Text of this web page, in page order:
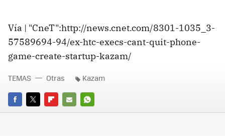
Vía | "CneT":http://news.cnet.com/8301-1035_3-
57589694-94/ex-htc-execs-cant-quit-phone-
game-create-startup-kazam/
FACEBOOK
TWITTERFLIPBOARD
E-
WHATSAPP
TEMAS Otras Kazam